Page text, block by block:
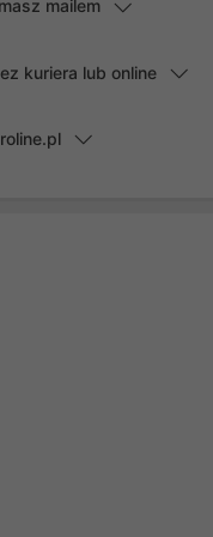
mailem
kuriera lub online